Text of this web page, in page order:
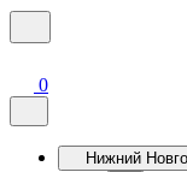
0
Нижний